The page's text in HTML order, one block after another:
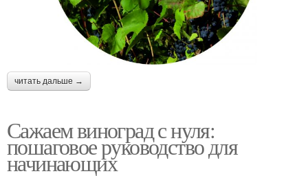
читать дальше →
Сажаем виноград с нуля:
пошаговое руководство для
начинающих